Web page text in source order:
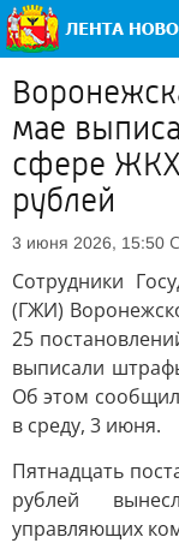
мае
сфере
рублей
3 июня 2026, 15:50
Сотрудники
(ГЖИ)
25
выписали
Об этом
в среду, 3 июня.
Пятнадцать
рублей
управляющих